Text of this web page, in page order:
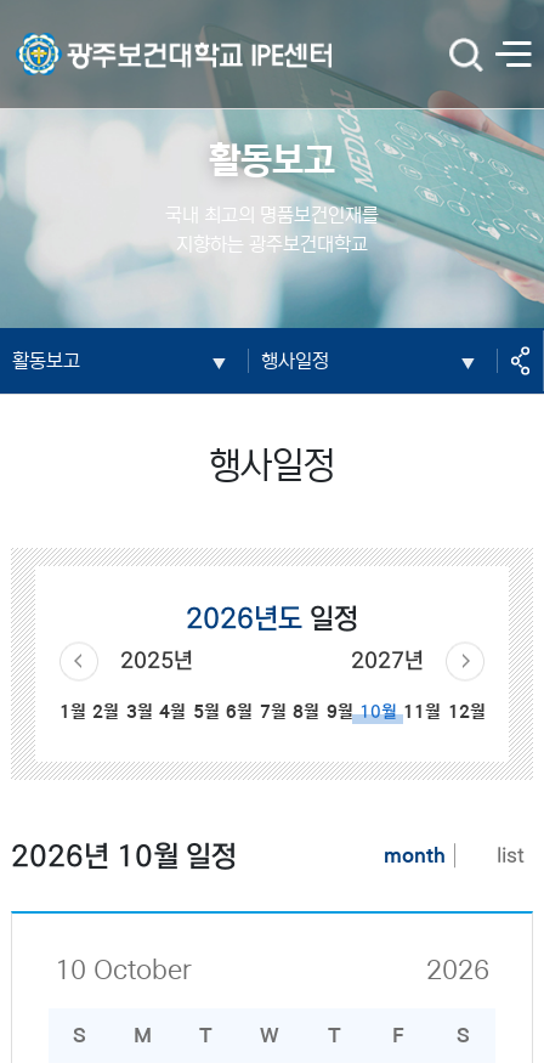
광주보건대학교 IPE센터
검
전
메
뉴
활동보고
국내 최고의 명품보건인재를
지향하는 광주보건대학교
활동보고 행사일정
공
유
행사일정
2026년도일정
2025년 2027년
1월 2월 3월 4월 5월 6월 7월 8월 9월 10월 11월 12월
2026년 10월 일정 month list
10 October 2026
S M T W T F S